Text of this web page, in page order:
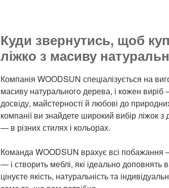
Куди звернутись, щоб
ліжко з масиву
Компанія WOODSUN спеціалізується на
масиву натурального дерева, і кожен
досвіду, майстерності й любові до
компанії ви знайдете широкий вибір ліжок
— в різних стилях і кольорах.
Команда WOODSUN врахує всі побажання
— і створить меблі, які ідеально доповнять
цінуєте якість, натуральність та